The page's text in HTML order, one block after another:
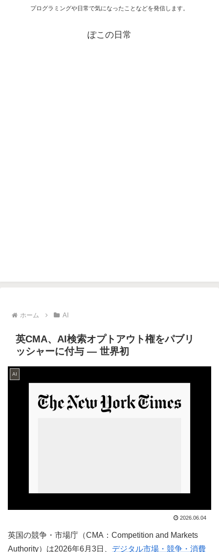
プログラミングや日常で気になったことなどを発信します。
ぽこの日常
ホーム AI
英CMA、AI検索オプトアウト権をパブリ
ッシャーに付与 — 世界初
AI
2026.06.04
英国の競争・市場庁（CMA：Competition and Markets
Authority）は2026年6月3日、 デジタル市場・競争・消費